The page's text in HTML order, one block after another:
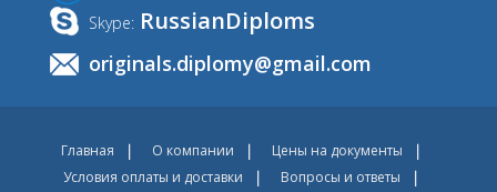
Skype: RussianDiploms
originals.diplomy@gmail.com
Главная О компании
Цены на документы
Условия оплаты и доставки
Вопросы и ответы